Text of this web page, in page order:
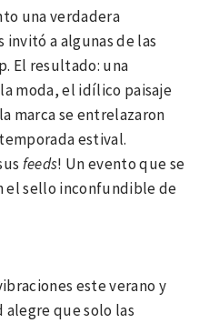
una verdadera
a algunas de las
El resultado: una
moda, el idílico paisaje
marca se entrelazaron
estival.
feeds! Un evento que se
el sello inconfundible de
este verano y
que solo las